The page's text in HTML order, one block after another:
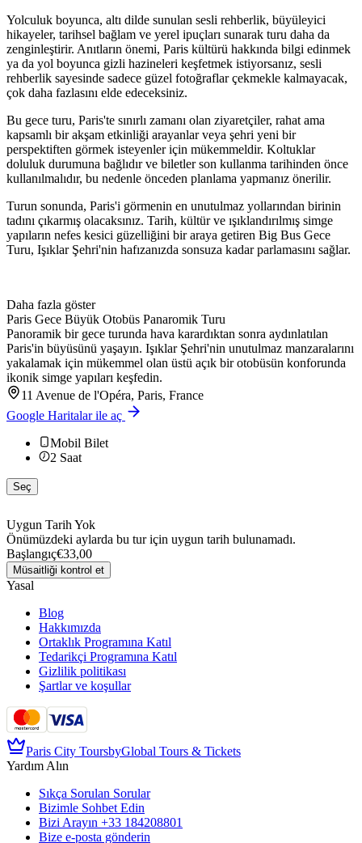
Yolculuk boyunca, altı dilde sunulan sesli rehberlik, büyüleyici
hikayeler, tarihsel bağlam ve yerel ipuçları sunarak turu daha da
zenginleştirir. Anıtların önemi, Paris kültürü hakkında bilgi edinmek
ya da yol boyunca gizli hazineleri keşfetmek istiyorsanız, sesli
rehberlik sayesinde sadece güzel fotoğraflar çekmekle kalmayacak,
çok daha fazlasını elde edeceksiniz.
Bu gece turu, Paris'te sınırlı zamanı olan ziyaretçiler, rahat ama
kapsamlı bir akşam etkinliği arayanlar veya şehri yeni bir
perspektiften görmek isteyenler için mükemmeldir. Koltuklar
doluluk durumuna bağlıdır ve biletler son kullanma tarihinden önce
kullanılmalıdır, bu nedenle önceden planlama yapmanız önerilir.
Turun sonunda, Paris'i görmenin en unutulmaz yollarından birinin
tadını çıkarmış olacaksınız. Tarih, kültür ve ışıklandırılmış simge
yapıların nefes kesici güzelliğini bir araya getiren Big Bus Gece
Turu, Işıklar Şehri'nin hafızanızda sonsuza kadar parlamasını sağlar.
Daha fazla göster
Paris Gece Büyük Otobüs Panaromik Turu
Panoramik bir gece turunda hava karardıktan sonra aydınlatılan
Paris'in büyüsünü yaşayın. Işıklar Şehri'nin unutulmaz manzaralarını
yakalamak için mükemmel olan üstü açık bir otobüsün konforunda
ikonik simge yapıları keşfedin.
11 Avenue de l'Opéra, Paris, France
Google Haritalar ile aç
Mobil Bilet
2 Saat
Seç
Uygun Tarih Yok
Önümüzdeki aylarda bu tur için uygun tarih bulunamadı.
Başlangıç€33,00
Müsaitliği kontrol et
Yasal
Blog
Hakkımızda
Ortaklık Programına Katıl
Tedarikçi Programına Katıl
Gizlilik politikası
Şartlar ve koşullar
Paris City ToursbyGlobal Tours & Tickets
Yardım Alın
Sıkça Sorulan Sorular
Bizimle Sohbet Edin
Bizi Arayın +33 184208801
Bize e-posta gönderin